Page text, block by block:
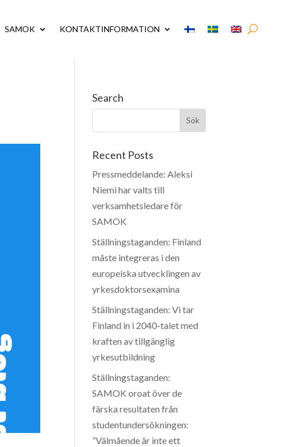
SAMOK KONTAKTINFORMATION
Search
Recent Posts
Pressmeddelande: Aleksi
Niemi har valts till
verksamhetsledare för
SAMOK
Ställningstaganden: Finland
måste integreras i den
europeiska utvecklingen av
yrkesdoktorsexamina
Ställningstaganden: Vi tar
Finland in i 2040-talet med
kraften av tillgänglig
yrkesutbildning
Ställningstaganden:
SAMOK oroat över de
färska resultaten från
studentundersökningen:
”Välmående är inte ett